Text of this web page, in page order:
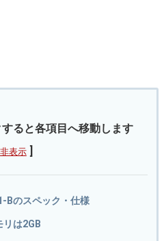
ると各項目へ移動します
非表示
Bのスペック・仕様
は2GB